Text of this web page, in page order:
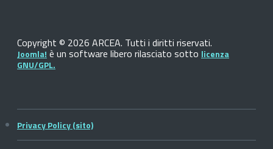
Copyright © 2026 ARCEA. Tutti i diritti riservati.
Joomla! è un software libero rilasciato sotto licenza
GNU/GPL.
Privacy Policy (sito)